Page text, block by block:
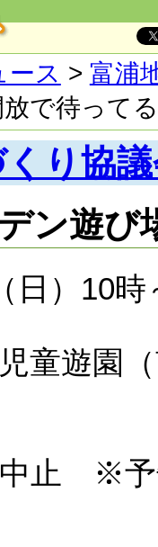
ース > 富浦
で待って
り協
ン遊び
日）10時
童遊園
止 ※予